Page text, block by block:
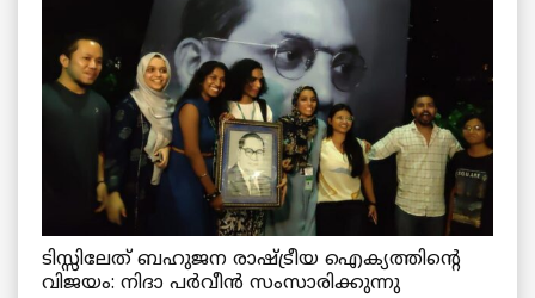
ടിസ്സിലേത് ബഹുജന രാഷ്ട്രീയ ഐക്യത്തിന്റെ
വിജയം: നിദാ പർവീൻ സംസാരിക്കുന്നു